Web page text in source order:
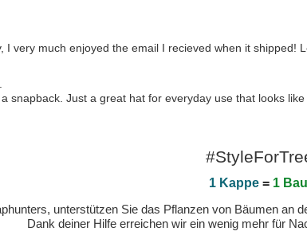
I very much enjoyed the email I recieved when it shipped!
snapback. Just a great hat for everyday use that looks like
1 Kappe = 1
unterstützen Sie das Pflanzen von Bäumen an
Dank deiner Hilfe erreichen wir ein wenig mehr für